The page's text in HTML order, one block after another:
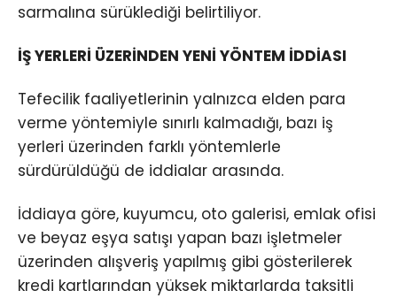
sarmalına sürüklediği belirtiliyor.
İŞ YERLERİ ÜZERİNDEN YENİ YÖNTEM İDDİASI
Tefecilik faaliyetlerinin yalnızca elden para
verme yöntemiyle sınırlı kalmadığı, bazı iş
yerleri üzerinden farklı yöntemlerle
sürdürüldüğü de iddialar arasında.
İddiaya göre, kuyumcu, oto galerisi, emlak ofisi
ve beyaz eşya satışı yapan bazı işletmeler
üzerinden alışveriş yapılmış gibi gösterilerek
kredi kartlarından yüksek miktarlarda taksitli